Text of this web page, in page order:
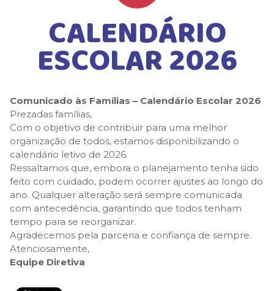
GUIA DA FAMÍLIA
BOLETOS BANCÁRIOS
CALENDÁRIO
ESCOLAR 2026
Comunicado às Famílias – Calendário Escolar 2026
Prezadas famílias,
Com o objetivo de contribuir para uma melhor
organização de todos, estamos disponibilizando o
calendário letivo de 2026.
Ressaltamos que, embora o planejamento tenha sido
feito com cuidado, podem ocorrer ajustes ao longo do
ano. Qualquer alteração será sempre comunicada
com antecedência, garantindo que todos tenham
tempo para se reorganizar.
Agradecemos pela parceria e confiança de sempre.
Atenciosamente,
Equipe Diretiva